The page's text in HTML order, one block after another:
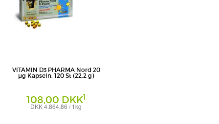
VITAMIN D3 PHARMA Nord 20
µg Kapseln, 120 St (22.2 g)
108,00 DKK1
DKK 4.864,86 / 1kg